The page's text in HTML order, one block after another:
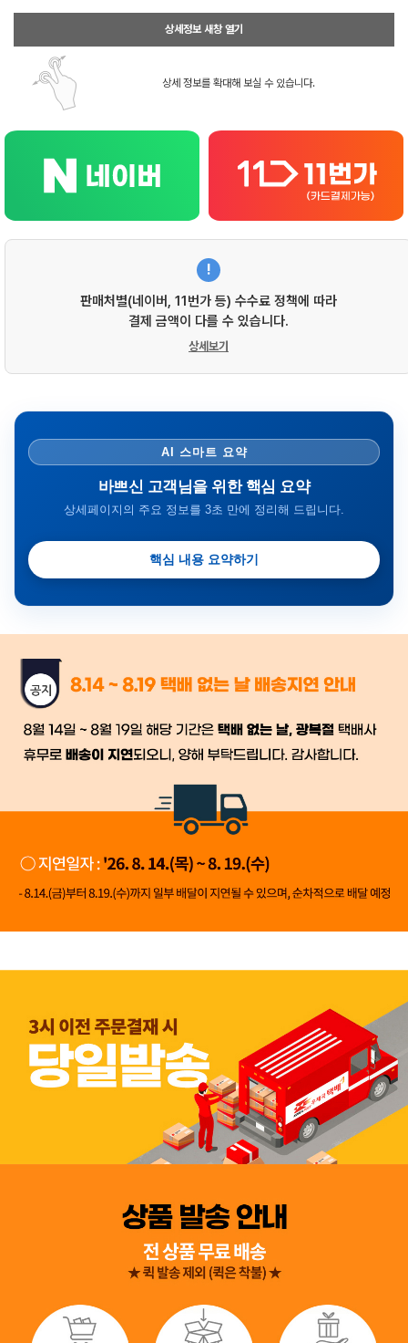
상세정보 새창 열기
상세 정보를 확대해 보실 수 있습니다.
!
판매처별(네이버, 11번가 등) 수수료 정책에 따라
결제 금액이 다를 수 있습니다.
상세보기
AI 스마트 요약
바쁘신 고객님을 위한 핵심 요약
상세페이지의 주요 정보를 3초 만에 정리해 드립니다.
핵심 내용 요약하기
금일 시세가 적용
배송
시작 후 환불이 불가